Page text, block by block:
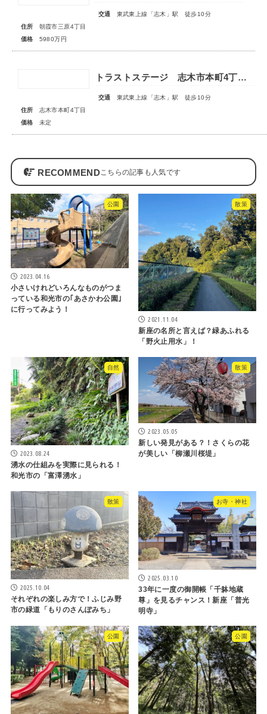
交通
東武東上線「志木」駅 徒歩10分
住所
朝霞市三原4丁目
価格
5980万円
トラストステージ 志木市本町4丁目17期 全7区画■第一期分譲 販売予告■
交通
東武東上線「志木」駅 徒歩10分
住所
志木市本町4丁目
価格
未定
RECOMMEND
公園
2023.04.16
小さいけれどいろんなものがつま
っている和光市の｢あさかわ公園｣
に行ってみよう！
散策
2021.11.04
新座の名所と言えば？緑あふれる
「野火止用水」！
自然
2023.08.24
湧水の仕組みを実際に見られる！
和光市の「富澤湧水」
散策
2023.05.05
新しい発見がある？！さくらの花
が美しい「柳瀬川桜堤」
散策
2025.10.04
それぞれの楽しみ方で！ふじみ野
市の緑道「もりのさんぽみち」
お寺・神社
2025.03.10
33年に一度の御開帳「千躰地蔵
尊」を見るチャンス！新座「普光
明寺」
公園 公園